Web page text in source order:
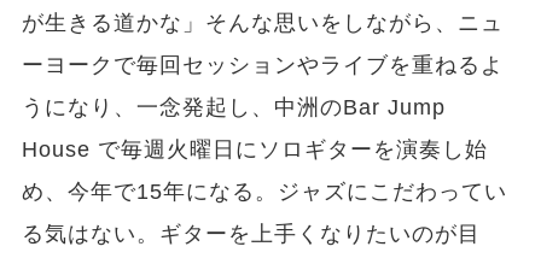
が生きる道かな」そんな思いをしながら、ニュ
ーヨークで毎回セッションやライブを重ねるよ
うになり、一念発起し、中洲のBar Jump
House で毎週火曜日にソロギターを演奏し始
め、今年で15年になる。ジャズにこだわってい
る気はない。ギターを上手くなりたいのが目